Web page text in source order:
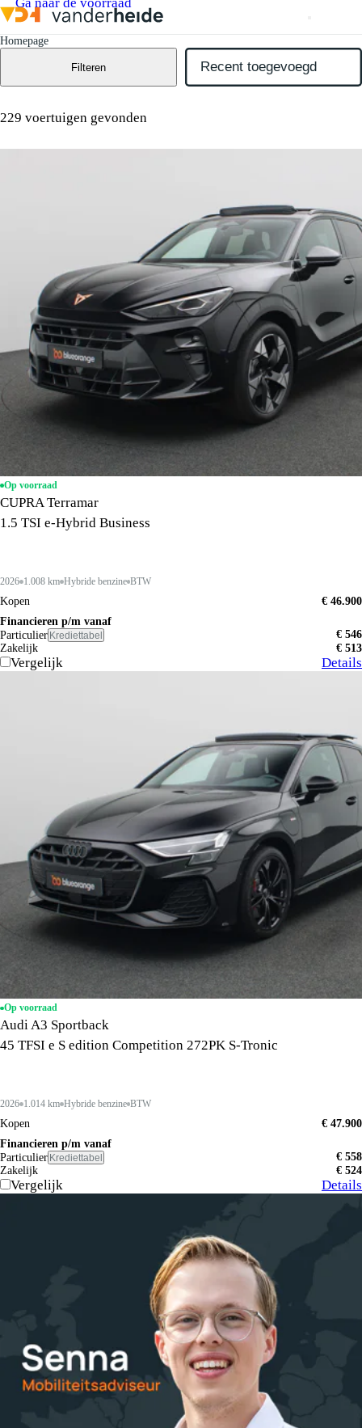
Homepage
229 voertuigen gevonden
Filteren
Op voorraad
CUPRA Terramar
1.5 TSI e-Hybrid Business
2026 1.008 km Hybride benzine BTW
Kopen
€ 46.900
Financieren p/m vanaf
Particulier Krediettabel
€ 546
Zakelijk
€ 513
Vergelijk Details
Op voorraad
Audi A3 Sportback
45 TFSI e S edition Competition 272PK S-Tronic
2026 1.014 km Hybride benzine BTW
Kopen
€ 47.900
Financieren p/m vanaf
Particulier Krediettabel
€ 558
Zakelijk
€ 524
Vergelijk Details